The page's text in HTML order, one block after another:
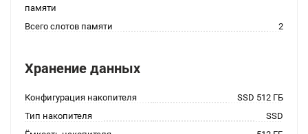
памяти
Всего слотов памяти 2
Хранение данных
Конфигурация накопителя
SSD 512 ГБ
Тип накопителя
SSD